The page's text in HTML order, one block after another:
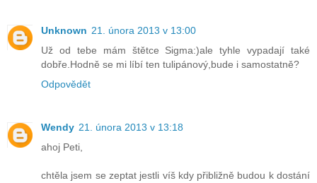
Unknown 21. února 2013 v 13:00
Už od tebe mám štětce Sigma:)ale tyhle vypadají také
dobře.Hodně se mi líbí ten tulipánový,bude i samostatně?
Odpovědět
Wendy 21. února 2013 v 13:18
ahoj Peti,
chtěla jsem se zeptat jestli víš kdy přibližně budou k dostání